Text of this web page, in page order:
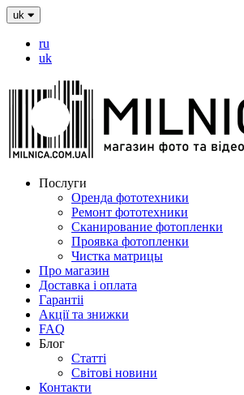
uk
ru
uk
Послуги
Оренда фототехники
Ремонт фототехники
Сканирование фотопленки
Проявка фотопленки
Чистка матрицы
Про магазин
Доставка і оплата
Гарантіі
Акції та знижки
FAQ
Блог
Статті
Світові новини
Контакти